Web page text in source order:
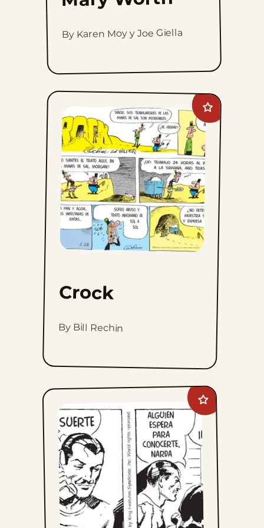
By Karen Moy y Joe Giella
Add
Crock
favorites
Crock
By Bill Rechin
Add
Mandrake
The
Magician
favorites